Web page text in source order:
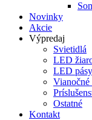
Novinky
Akcie
Výpredaj
Svietidlá
LED
LED pásy
Vianočné
Ostatné
Kontakt